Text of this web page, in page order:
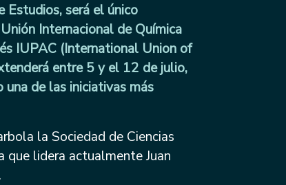
Estudios, será el único
Internacional de Química
IUPAC (International Union of
entre 5 y el 12 de julio,
una de las iniciativas más
la Sociedad de Ciencias
lidera actualmente Juan